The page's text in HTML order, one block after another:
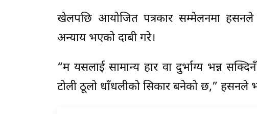
खेलपछि आयोजित पत्रकार सम्मेलनमा हसनले
अन्याय भएको दाबी गरे।
“म यसलाई सामान्य हार वा दुर्भाग्य भन्न
टोली ठूलो धाँधलीको सिकार बनेको छ,” हसनले